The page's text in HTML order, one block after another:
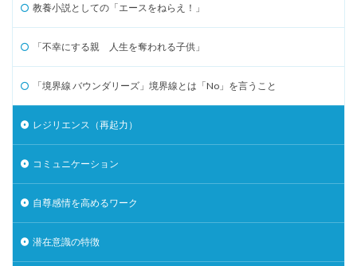
教養小説としての「エースをねらえ！」
「不幸にする親 人生を奪われる子供」
「境界線 バウンダリーズ」境界線とは「No」を言うこと
レジリエンス（再起力）
コミュニケーション
自尊感情を高めるワーク
潜在意識の特徴